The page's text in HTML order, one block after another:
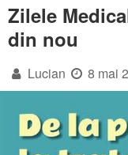
Zilele
din nou
Lucian 8 mai